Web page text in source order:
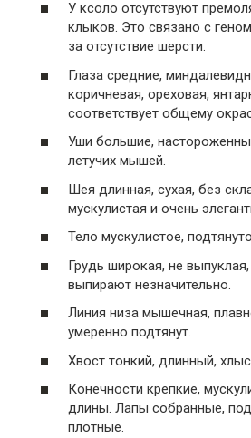
У ксоло отсутствуют
клыков. Это связано с
за отсутствие шерсти.
Глаза средние,
коричневая, ореховая,
соответствует общему
Уши большие,
летучих мышей.
Шея длинная, сухая, без
мускулистая и очень
Тело мускулистое,
Грудь широкая, не
выпирают незначительно.
Линия низа мышечная,
умеренно подтянут.
Хвост тонкий, длинный,
Конечности крепкие,
длины. Лапы собранные,
плотные.